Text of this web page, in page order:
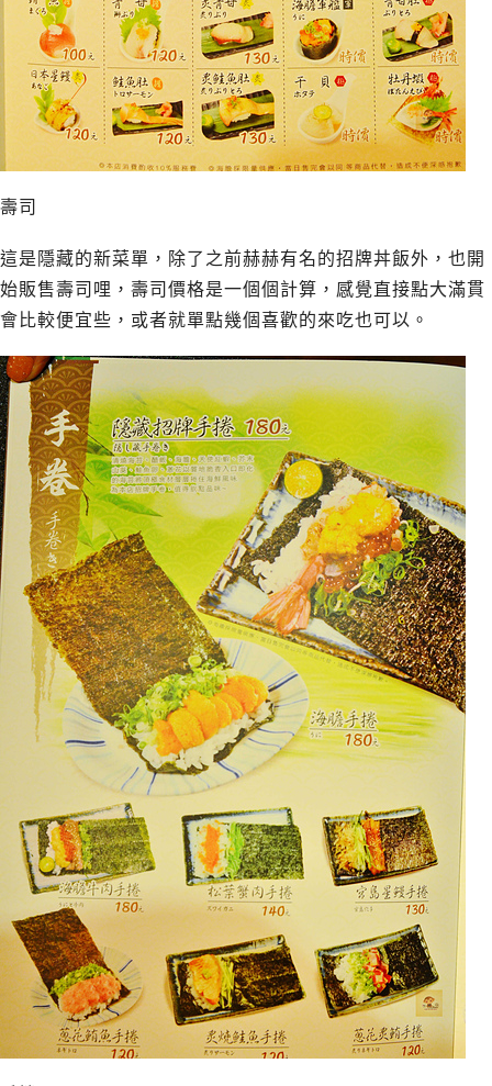
壽司
這是隱藏的新菜單，除了之前赫赫有名的招牌丼飯外，也開
始販售壽司哩，壽司價格是一個個計算，感覺直接點大滿貫
會比較便宜些，或者就單點幾個喜歡的來吃也可以。